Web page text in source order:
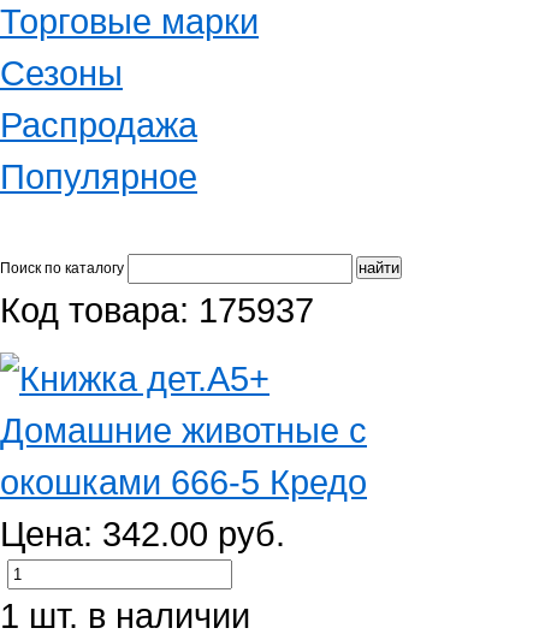
Торговые марки
Сезоны
Распродажа
Популярное
Поиск по каталогу
Код товара: 175937
Цена: 342.00 руб.
1 шт. в наличии